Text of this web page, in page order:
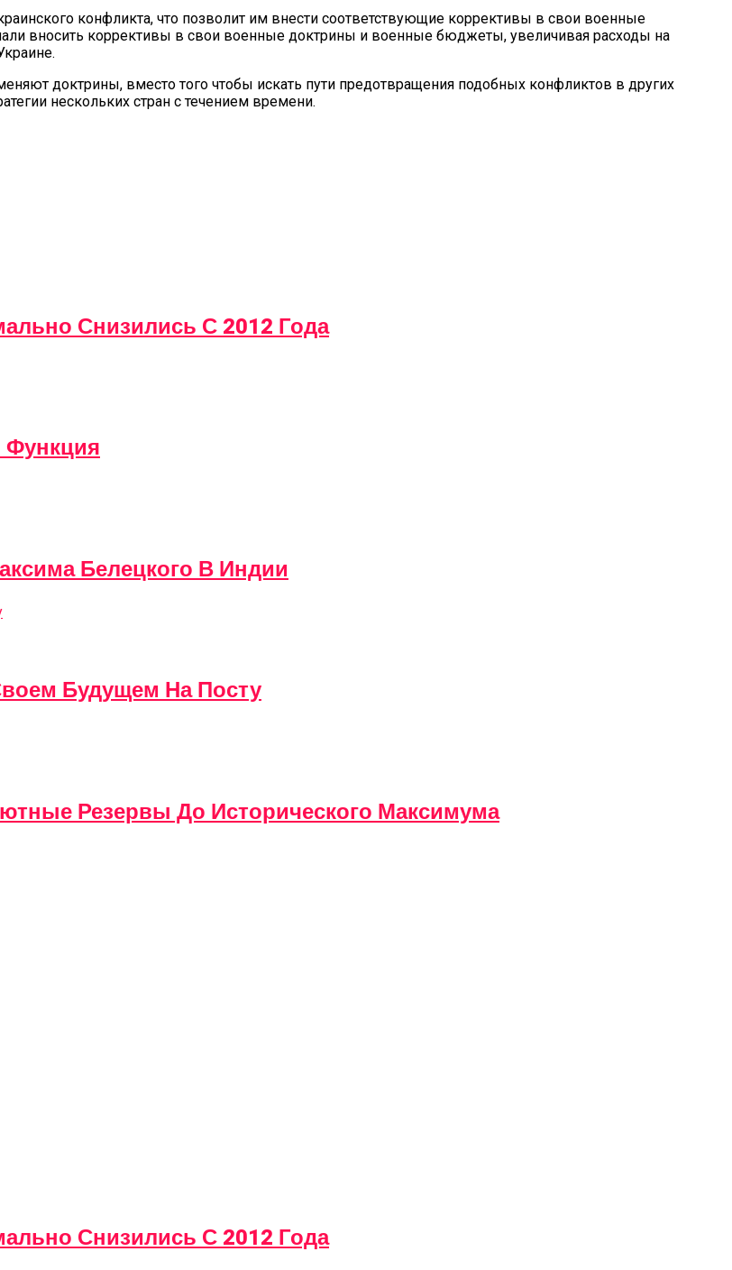
конфликта, что позволит им внести соответствующие коррективы в свои военные
вносить коррективы в свои военные доктрины и военные бюджеты, увеличивая расходы на
доктрины, вместо того чтобы искать пути предотвращения подобных конфликтов в других
нескольких стран с течением времени.
Снизились С 2012 Года
Функция
Белецкого В Индии
Будущем На Посту
Резервы До Исторического Максимума
Снизились С 2012 Года